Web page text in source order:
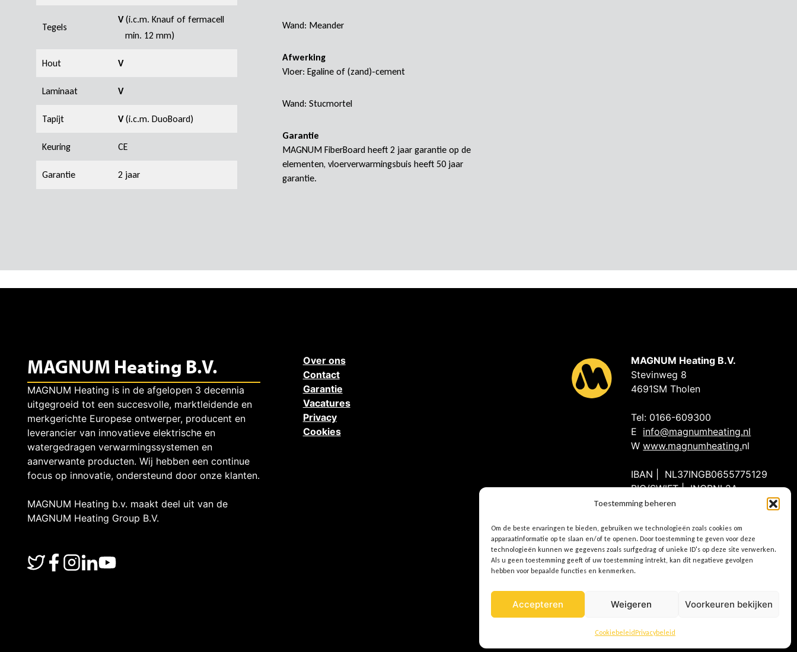
Toestemming beheren
Om de beste ervaringen te bieden, gebruiken we technologieën zoals cookies om
apparaatinformatie op te slaan en/of te openen. Door toestemming te geven voor deze
technologieën kunnen we gegevens zoals surfgedrag of unieke ID's op deze site verwerken.
Als u geen toestemming geeft of uw toestemming intrekt, kan dit negatieve gevolgen
hebben voor bepaalde functies en kenmerken.
Accepteren Weigeren Voorkeuren bekijken
CookiebeleidPrivacybeleid
Tegels
V(i.c.m. Knauf of fermacell
min. 12 mm)
Hout V
Laminaat V
Tapijt V(i.c.m. DuoBoard)
Keuring CE
Garantie 2 jaar
Wand: Meander
Afwerking
Vloer: Egaline of (zand)-cement
Wand: Stucmortel
Garantie
MAGNUM FiberBoard heeft 2 jaar garantie op de
elementen, vloerverwarmingsbuis heeft 50 jaar
garantie.
MAGNUM Heating B.V.
MAGNUM Heating is in de afgelopen 3 decennia
uitgegroeid tot een succesvolle, marktleidende en
merkgerichte Europese ontwerper, producent en
leverancier van innovatieve elektrische en
watergedragen verwarmingssystemen en
aanverwante producten. Wij hebben een continue
focus op innovatie, ondersteund door onze klanten.
MAGNUM Heating b.v. maakt deel uit van de
MAGNUM Heating Group B.V.
Over ons
Contact
Garantie
Vacatures
Privacy
Cookies
MAGNUM Heating B.V.
Stevinweg 8
4691SM Tholen
Tel: 0166-609300
E info@magnumheating.nl
Wwww.magnumheating.nl
IBAN | NL37INGB0655775129
BIC/SWIFT | INGBNL2A
KvK | 22043037